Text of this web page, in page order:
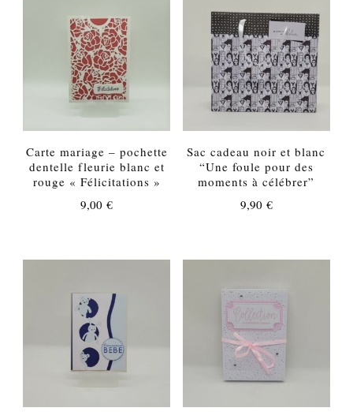
Carte mariage – pochette
dentelle fleurie blanc et
rouge « Félicitations »
9,00€
Sac cadeau noir et blanc
“Une foule pour des
moments à célébrer”
9,90 €